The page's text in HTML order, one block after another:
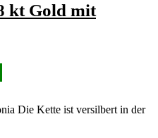
kt Gold mit
Die Kette ist versilbert in der